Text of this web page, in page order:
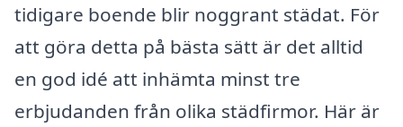
tidigare boende blir noggrant städat. För
att göra detta på bästa sätt är det alltid
en god idé att inhämta minst tre
erbjudanden från olika städfirmor. Här är